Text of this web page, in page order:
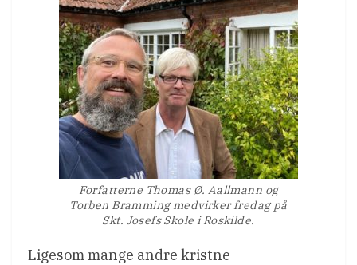
Forfatterne Thomas Ø. Aallmann og
Torben Bramming medvirker fredag på
Skt. Josefs Skole i Roskilde.
Ligesom mange andre kristne